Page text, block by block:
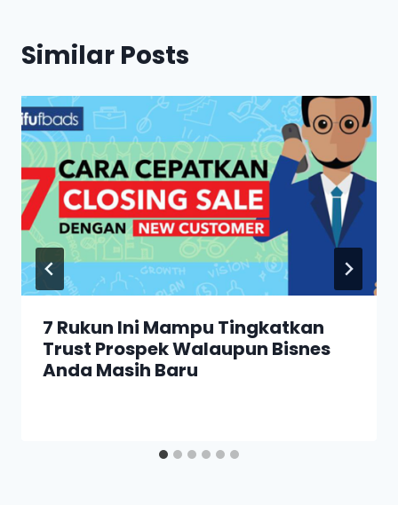
Similar Posts
7 Rukun Ini Mampu Tingkatkan
Trust Prospek Walaupun Bisnes
Anda Masih Baru